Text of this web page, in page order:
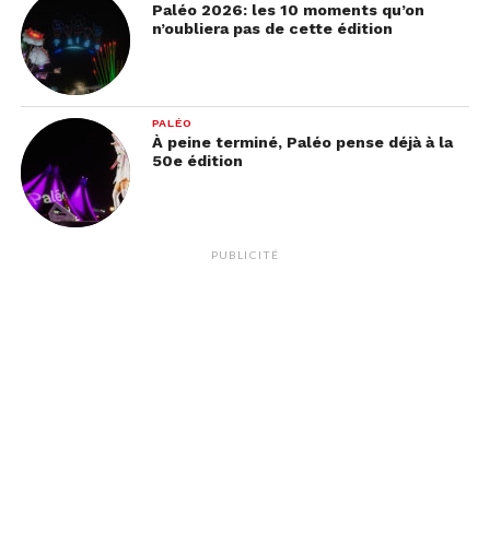
Paléo 2026: les 10 moments qu’on
n’oubliera pas de cette édition
PALÉO
À peine terminé, Paléo pense déjà à la
50e édition
PUBLICITÉ